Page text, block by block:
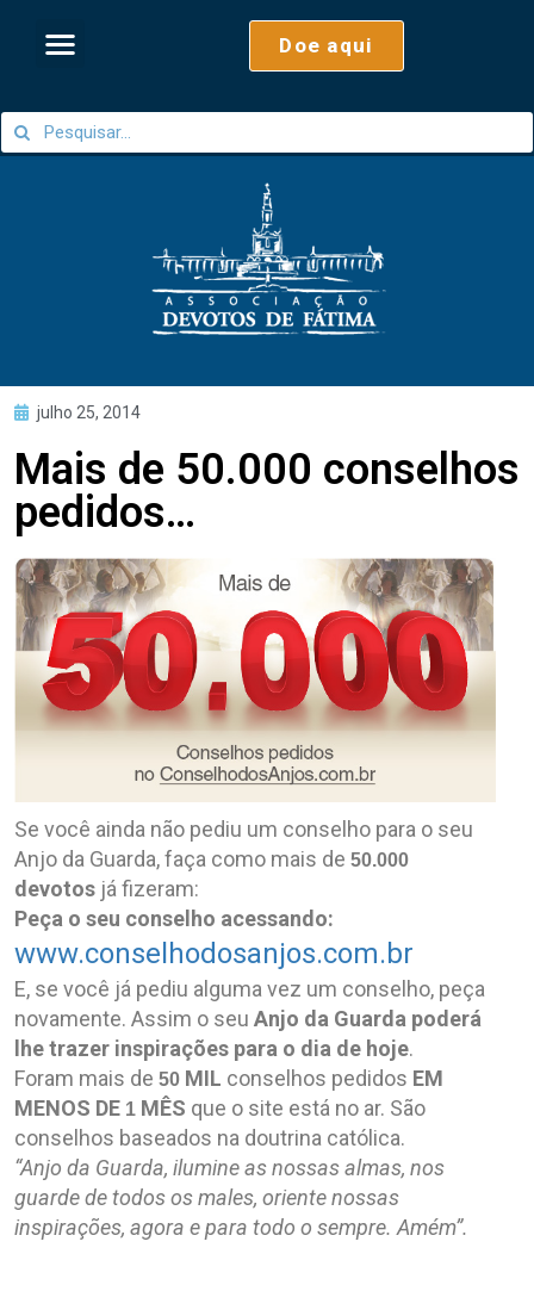
Doe aqui
julho 25, 2014
Mais de 50.000 conselhos
pedidos…
Se você ainda não pediu um conselho para o seu
Anjo da Guarda, faça como mais de 50.000
devotos já fizeram:
Peça o seu conselho acessando:
www.conselhodosanjos.com.br
E, se você já pediu alguma vez um conselho, peça
novamente. Assim o seu Anjo da Guarda poderá
lhe trazer inspirações para o dia de hoje.
Foram mais de 50 MIL conselhos pedidos EM
MENOS DE 1 MÊS que o site está no ar. São
conselhos baseados na doutrina católica.
“Anjo da Guarda, ilumine as nossas almas, nos
guarde de todos os males, oriente nossas
inspirações, agora e para todo o sempre. Amém”.